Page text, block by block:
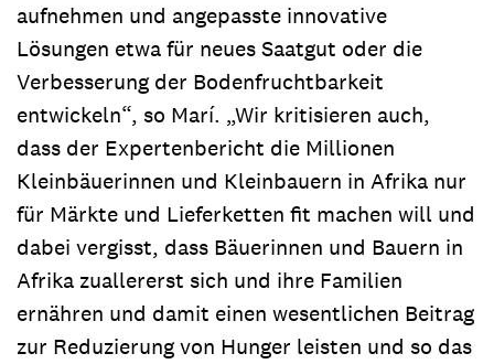
aufnehmen und angepasste innovative
Lösungen etwa für neues Saatgut oder die
Verbesserung der Bodenfruchtbarkeit
entwickeln“, so Marí. „Wir kritisieren auch,
dass der Expertenbericht die Millionen
Kleinbäuerinnen und Kleinbauern in Afrika nur
für Märkte und Lieferketten fit machen will und
dabei vergisst, dass Bäuerinnen und Bauern in
Afrika zuallererst sich und ihre Familien
ernähren und damit einen wesentlichen Beitrag
zur Reduzierung von Hunger leisten und so das